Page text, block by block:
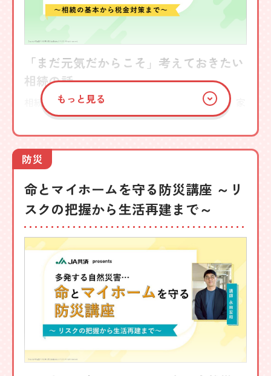
「まだ元気だからこそ」考えておきたい
相続の話
相続は、税金や制度の話だけではありません。 家
族が困らないために、今のうちに知っておきたい
考え方や準備があります。税理士が相続の基本
と、家族を想った備え方を生活に近い視点でわか
講師
宮田房枝税理士事務所・税理士
宮田 房枝
詳しく見る
もっと見る
防災
命とマイホームを守る防災講座 ～リ
スクの把握から生活再建まで～